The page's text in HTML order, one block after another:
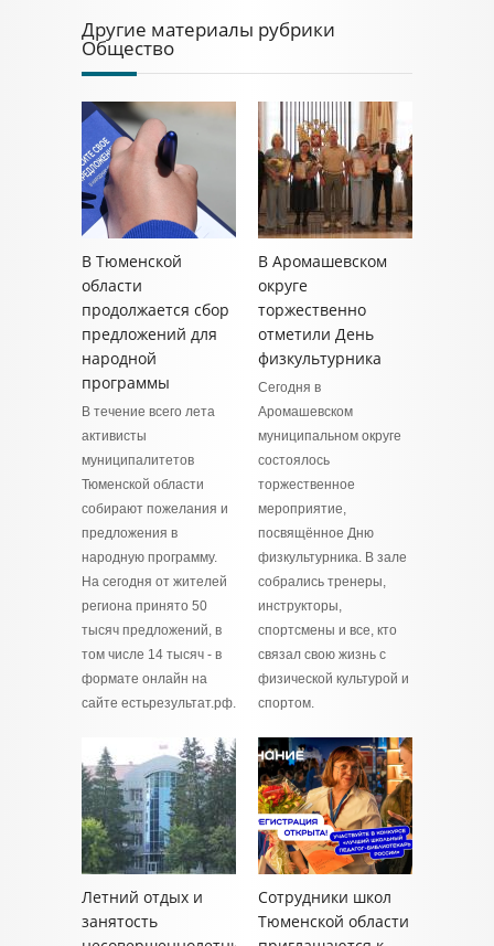
Другие материалы рубрики
Общество
В Тюменской
области
продолжается сбор
предложений для
народной
программы
В течение всего лета
активисты
муниципалитетов
Тюменской области
собирают пожелания и
предложения в
народную программу.
На сегодня от жителей
региона принято 50
тысяч предложений, в
том числе 14 тысяч - в
формате онлайн на
сайте естьрезультат.рф.
В Аромашевском
округе
торжественно
отметили День
физкультурника
Сегодня в
Аромашевском
муниципальном округе
состоялось
торжественное
мероприятие,
посвящённое Дню
физкультурника. В зале
собрались тренеры,
инструкторы,
спортсмены и все, кто
связал свою жизнь с
физической культурой и
спортом.
Летний отдых и
занятость
Сотрудники школ
Тюменской области